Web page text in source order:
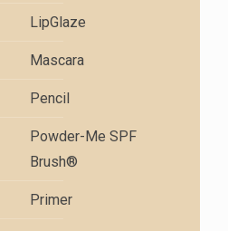
LipGlaze
Mascara
Pencil
Powder-Me SPF
Brush®
Primer